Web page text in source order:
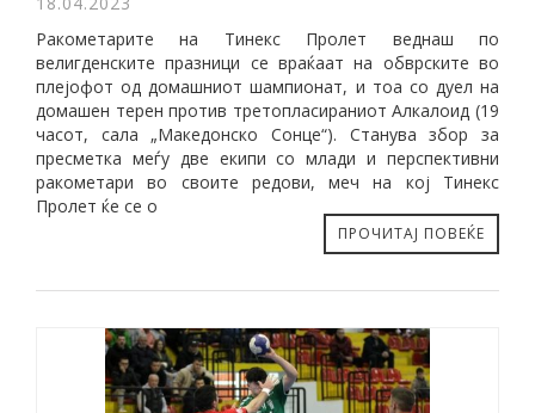
Ракометарите на Тинекс Пролет веднаш по
велигденските празници се враќаат на обврските во
плејофот од домашниот шампионат, и тоа со дуел на
домашен терен против третопласираниот Алкалоид (19
часот, сала „Македонско Сонце“). Станува збор за
пресметка меѓу две екипи со млади и перспективни
ракометари во своите редови, меч на кој Тинекс
Пролет ќе се о
ПРОЧИТАЈ ПОВЕЌЕ